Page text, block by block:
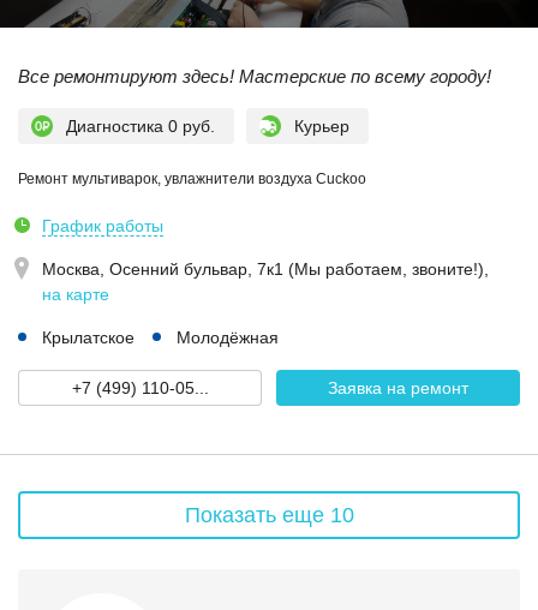
Все ремонтируют здесь! Мастерские по всему городу!
Диагностика 0 руб. Курьер
Ремонт мультиварок, увлажнители воздуха Cuckoo
График работы
Москва, Осенний бульвар, 7к1 (Мы работаем, звоните!)
на карте
Крылатское Молодёжная
+7 (499) 110-05... Заявка на ремонт
Показать еще 10